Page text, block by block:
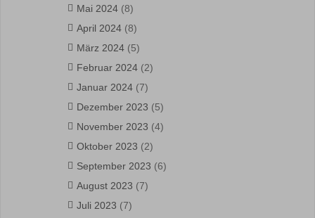
Mai 2024 (8)
April 2024 (8)
März 2024 (5)
Februar 2024 (2)
Januar 2024 (7)
Dezember 2023 (5)
November 2023 (4)
Oktober 2023 (2)
September 2023 (6)
August 2023 (7)
Juli 2023 (7)